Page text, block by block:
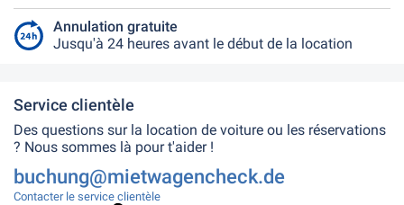
Annulation gratuite
Jusqu'à 24 heures avant le début de la location
Service clientèle
Des questions sur la location de voiture ou les réservations
? Nous sommes là pour t'aider !
buchung@mietwagencheck.de
Contacter le service clientèle